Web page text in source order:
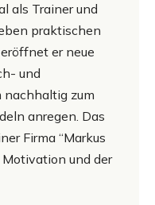
als Trainer und
praktischen
er neue
und
nachhaltig zum
anregen. Das
Firma “Markus
Motivation und der